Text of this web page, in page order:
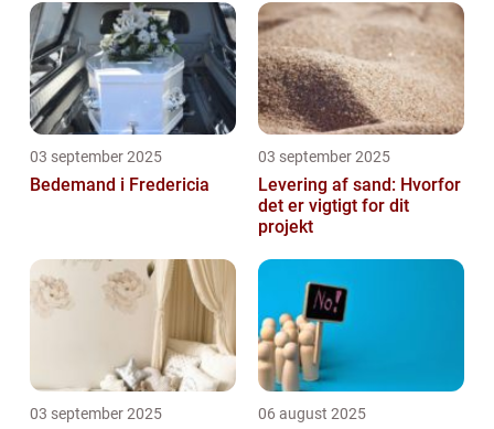
03 september 2025
Bedemand i Fredericia
03 september 2025
Levering af sand: Hvorfor
det er vigtigt for dit
projekt
03 september 2025 06 august 2025